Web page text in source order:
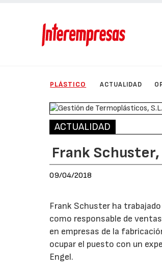
PLÁSTICO ACTUALIDAD
ACTUALIDAD
Frank
09/04/2018
Frank Schuster ha
como responsable de
en empresas de la
ocupar el puesto con un
Engel.